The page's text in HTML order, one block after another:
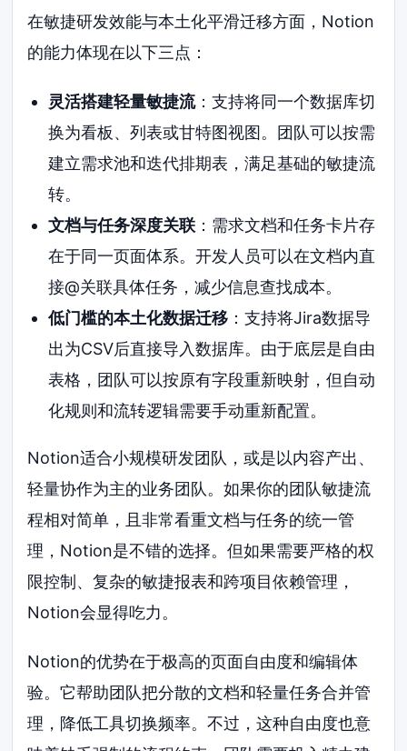
在敏捷研发效能与本土化平滑迁移方面，Notion
的能力体现在以下三点：
灵活搭建轻量敏捷流：支持将同一个数据库切
换为看板、列表或甘特图视图。团队可以按需
建立需求池和迭代排期表，满足基础的敏捷流
转。
文档与任务深度关联：需求文档和任务卡片存
在于同一页面体系。开发人员可以在文档内直
接@关联具体任务，减少信息查找成本。
低门槛的本土化数据迁移：支持将Jira数据导
出为CSV后直接导入数据库。由于底层是自由
表格，团队可以按原有字段重新映射，但自动
化规则和流转逻辑需要手动重新配置。
Notion适合小规模研发团队，或是以内容产出、
轻量协作为主的业务团队。如果你的团队敏捷流
程相对简单，且非常看重文档与任务的统一管
理，Notion是不错的选择。但如果需要严格的权
限控制、复杂的敏捷报表和跨项目依赖管理，
Notion会显得吃力。
Notion的优势在于极高的页面自由度和编辑体
验。它帮助团队把分散的文档和轻量任务合并管
理，降低工具切换频率。不过，这种自由度也意